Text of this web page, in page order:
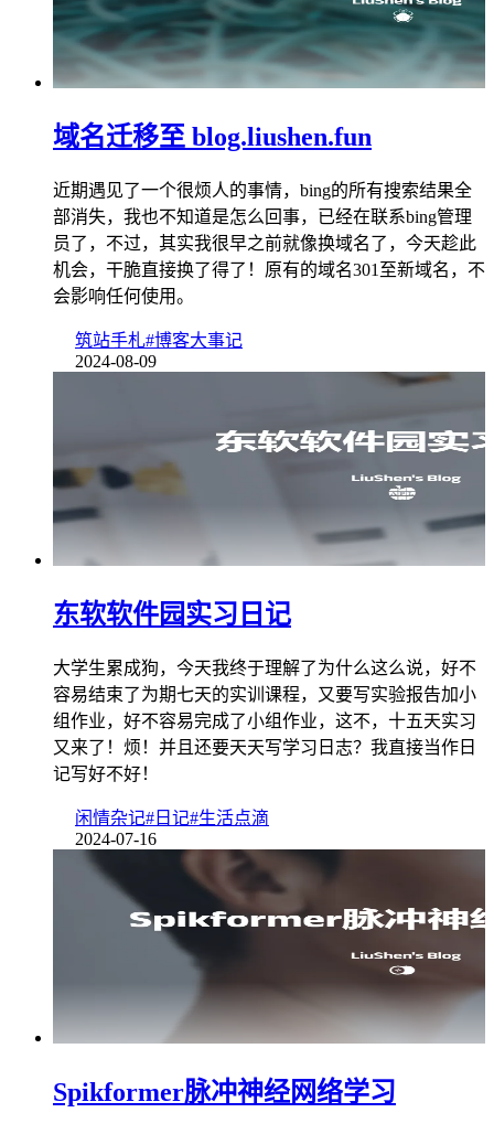
域名迁移至 blog.liushen.fun
近期遇见了一个很烦人的事情，bing的所有搜索结果全
部消失，我也不知道是怎么回事，已经在联系bing管理
员了，不过，其实我很早之前就像换域名了，今天趁此
机会，干脆直接换了得了！原有的域名301至新域名，不
会影响任何使用。
筑站手札#博客大事记
2024-08-09
东软软件园实习日记
大学生累成狗，今天我终于理解了为什么这么说，好不
容易结束了为期七天的实训课程，又要写实验报告加小
组作业，好不容易完成了小组作业，这不，十五天实习
又来了！烦！并且还要天天写学习日志？我直接当作日
记写好不好！
闲情杂记#日记#生活点滴
2024-07-16
Spikformer脉冲神经网络学习